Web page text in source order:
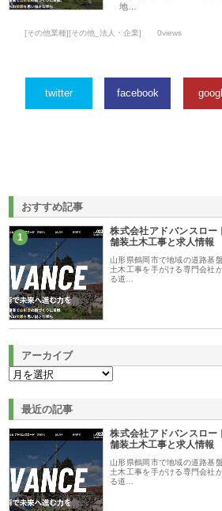
地…
[その他業種][その他_法人・企業] 0views
twitter facebook
おすすめ記事
1
株式会社アドバンスロー
舗装土木工事と求人情報
山形県鶴岡市で地域の道路基
土木工事を手がける専門会社
る道…
アーカイブ
最近の記事
株式会社アドバンスロー
舗装土木工事と求人情報
山形県鶴岡市で地域の道路基
土木工事を手がける専門会社
る道…